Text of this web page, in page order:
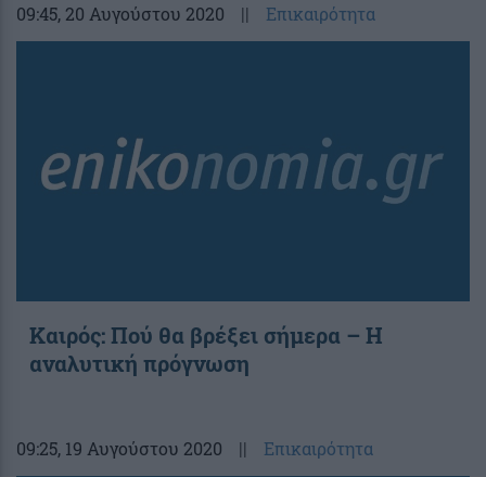
09:45, 20 Αυγούστου 2020 || Επικαιρότητα
Καιρός: Πού θα βρέξει σήμερα – Η
αναλυτική πρόγνωση
09:25, 19 Αυγούστου 2020 || Επικαιρότητα